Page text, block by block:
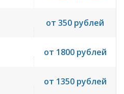
от 350 рублей
от 1800 рублей
от 1350 рублей